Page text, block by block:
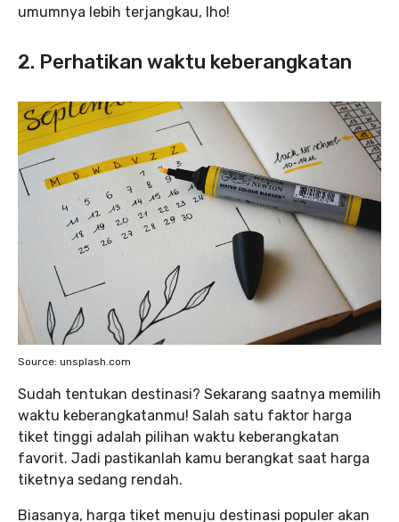
umumnya lebih terjangkau, lho!
2. Perhatikan waktu keberangkatan
Source: unsplash.com
Sudah tentukan destinasi? Sekarang saatnya memilih
waktu keberangkatanmu! Salah satu faktor harga
tiket tinggi adalah pilihan waktu keberangkatan
favorit. Jadi pastikanlah kamu berangkat saat harga
tiketnya sedang rendah.
Biasanya, harga tiket menuju destinasi populer akan